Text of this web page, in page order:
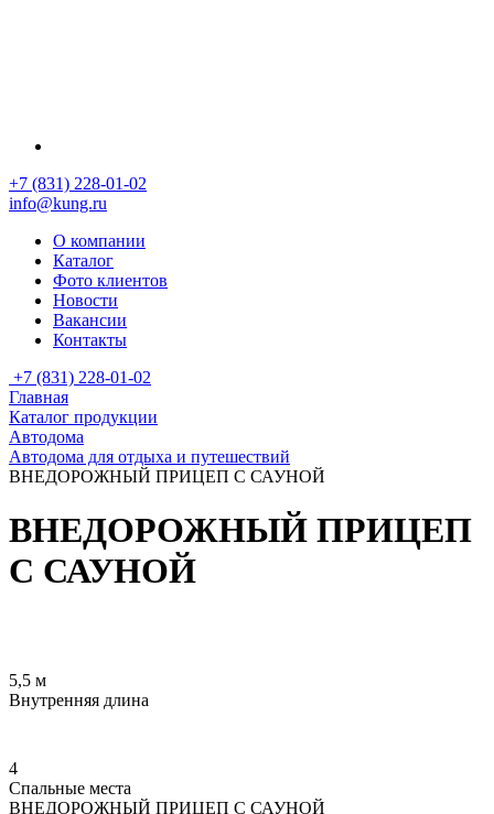
+7 (831) 228-01-02
info@kung.ru
О компании
Каталог
Фото клиентов
Новости
Вакансии
Контакты
+7 (831) 228-01-02
Главная
Каталог продукции
Автодома
Автодома для отдыха и путешествий
ВНЕДОРОЖНЫЙ ПРИЦЕП С САУНОЙ
ВНЕДОРОЖНЫЙ ПРИЦЕП
С САУНОЙ
5,5 м
Внутренняя длина
4
Спальные места
ВНЕДОРОЖНЫЙ ПРИЦЕП С САУНОЙ